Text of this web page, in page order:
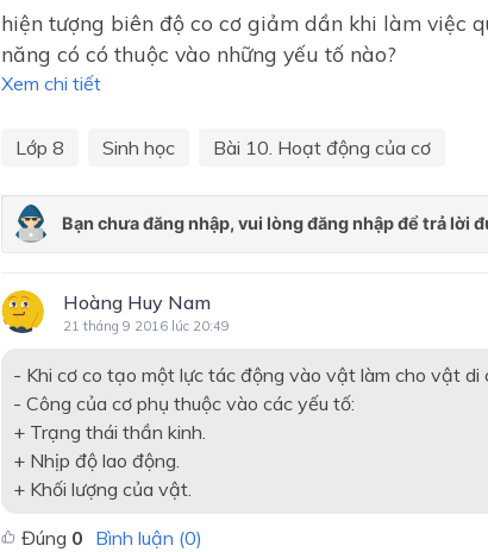
hiện tượng biên độ co cơ giảm dần khi làm việc
năng có có thuộc vào những yếu tố nào?
Xem chi tiết
Lớp 8 Sinh học Bài 10. Hoạt động của cơ
Hoàng Huy Nam
21 tháng 9 2016 lúc 20:49
- Khi cơ co tạo một lực tác động vào vật làm cho vật di
- Công của cơ phụ thuộc vào các yếu tố:
+ Trạng thái thần kinh.
+ Nhịp độ lao động.
+ Khối lượng của vật.
Đúng 0 Bình luận (0)